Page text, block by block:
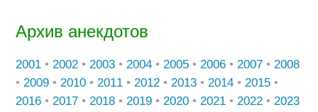
Архив анекдотов
2001 • 2002 • 2003 • 2004 • 2005 • 2006 • 2007 • 2008
• 2009 • 2010 • 2011 • 2012 • 2013 • 2014 • 2015 •
2016 • 2017 • 2018 • 2019 • 2020 • 2021 • 2022 • 2023